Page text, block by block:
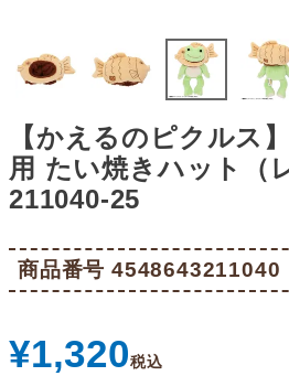
【かえるのピクルス
用 たい焼きハット（
211040-25
商品番号 4548643211040
¥1,320税込